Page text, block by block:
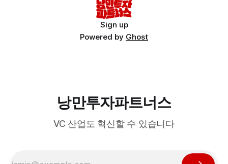
Sign up
Powered by Ghost
낭만투자파트너스
VC 산업도 혁신할 수 있습니다